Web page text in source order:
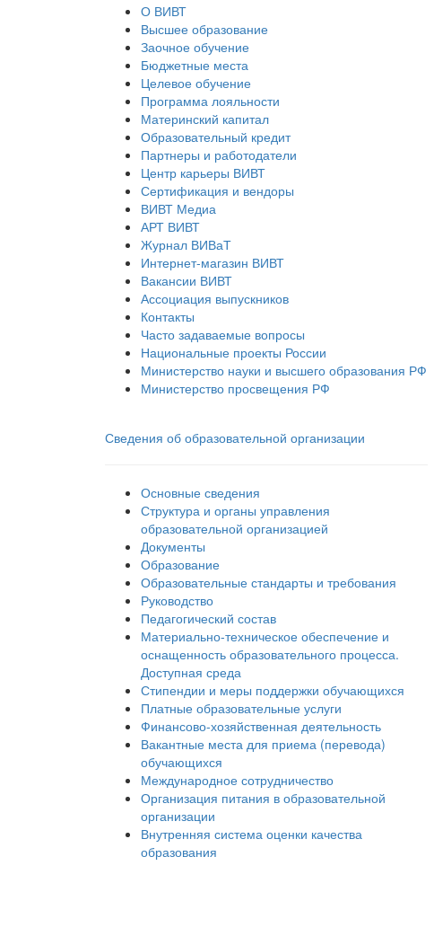
О ВИВТ
Высшее образование
Заочное обучение
Бюджетные места
Целевое обучение
Программа лояльности
Материнский капитал
Образовательный кредит
Партнеры и работодатели
Центр карьеры ВИВТ
Сертификация и вендоры
ВИВТ Медиа
АРТ ВИВТ
Журнал ВИВаТ
Интернет-магазин ВИВТ
Вакансии ВИВТ
Ассоциация выпускников
Контакты
Часто задаваемые вопросы
Национальные проекты России
Министерство науки и высшего образования РФ
Министерство просвещения РФ
Сведения об образовательной организации
Основные сведения
Структура и органы управления
образовательной организацией
Документы
Образование
Образовательные стандарты и требования
Руководство
Педагогический состав
Материально-техническое обеспечение и
оснащенность образовательного процесса.
Доступная среда
Стипендии и меры поддержки обучающихся
Платные образовательные услуги
Финансово-хозяйственная деятельность
Вакантные места для приема (перевода)
обучающихся
Международное сотрудничество
Организация питания в образовательной
организации
Внутренняя система оценки качества
образования